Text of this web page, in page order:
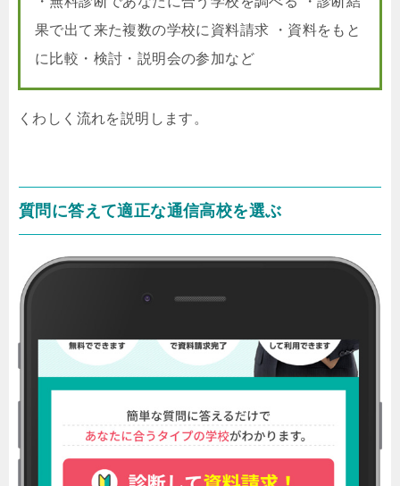
果で出て来た複数の学校に資料請求 ・資料をもと
に比較・検討・説明会の参加など
くわしく流れを説明します。
質問に答えて適正な通信高校を選ぶ